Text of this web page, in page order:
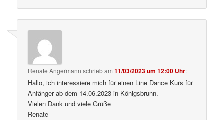
Renate Angermann schriebam11/03/2023 um 12:00 Uhr:
Hallo, ich interessiere mich für einen Line Dance Kurs für
Anfänger ab dem 14.06.2023 in Königsbrunn.
Vielen Dank und viele Grüße
Renate